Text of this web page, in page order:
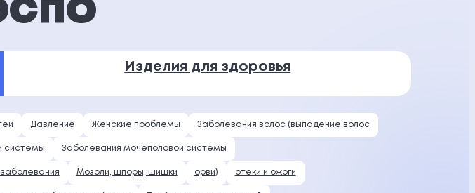
Изделия для здоровья
Давление Женские проблемы Заболевания волос (выпадение волос
системы Заболевания мочеполовой системы
Мозоли, шпоры, шишки орви) отеки и ожоги